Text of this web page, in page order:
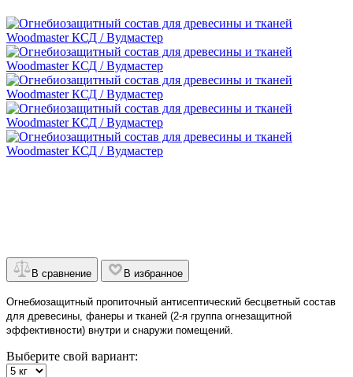
В сравнение В избранное
Огнебиозащитный пропиточный антисептический бесцветный состав
для древесины, фанеры и тканей (2-я группа огнезащитной
эффективности) внутри и снаружи помещений.
Выберите свой вариант: